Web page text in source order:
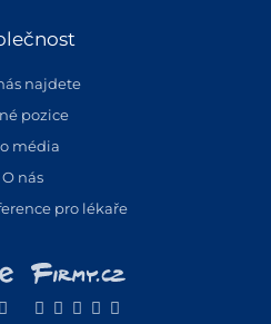
najdete
pozice
média
O nás
pro lékaře